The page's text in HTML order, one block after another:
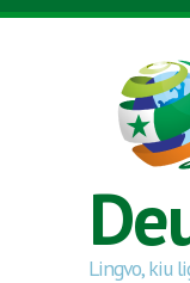
Direkt zum Inhalt
Lingvo, kiu